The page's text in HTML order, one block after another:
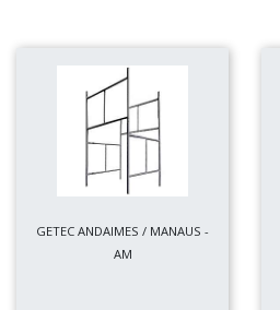
GETEC ANDAIMES / MANAUS -
AM